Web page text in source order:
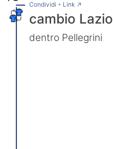
Condividi • Link→
cambio Lazio
dentro Pellegrini